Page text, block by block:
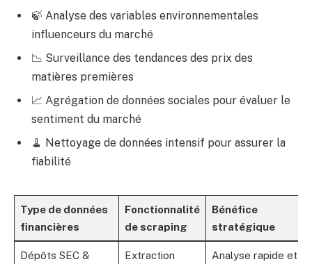
🍃 Analyse des variables environnementales
influenceurs du marché
📉 Surveillance des tendances des prix des
matières premières
📈 Agrégation de données sociales pour évaluer le
sentiment du marché
🧹 Nettoyage de données intensif pour assurer la
fiabilité
Type de données
financières
Fonctionnalité
de scraping
Bénéfice
stratégique
Dépôts SEC &
Extraction
Analyse rapide et